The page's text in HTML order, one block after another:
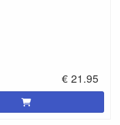
€ 21.95